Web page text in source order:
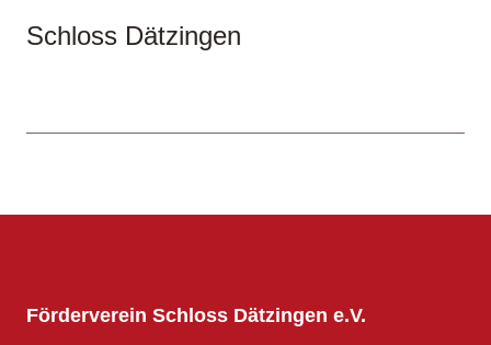
Schloss Dätzingen
Förderverein Schloss Dätzingen e.V.